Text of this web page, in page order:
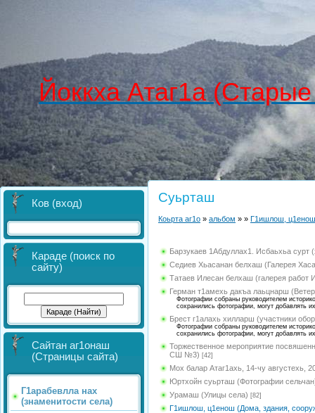
Йоккха Атаг1а
Ков (вход)
Караде (поиск по
сайту)
Сайтан аг1онаш
(Страницы сайта)
Г1арабевлла нах
(знаменитости села)
Суьрташ
Коьрта аг1о » альбом » » Г1ишлош,
Барзукаев 1Абдуллах1. Исбаьхьа сурт
Седиев Хьасанан белхаш (Галерея
Татаев Илесан белхаш (галерея работ
Герман т1амехь дакъа лаьцнарш
Фотографии собраны руководителем
сохранились фотографии, могут добавлять
Брест г1алахь хилларш (участники
Фотографии собраны руководителем
сохранились фотографии, могут добавлять
Торжественное мероприятие
СШ №3) [42]
Мох балар Атаг1ахь, 14-чу августехь,
Юртхойн суьрташ (Фотографии
Урамаш (Улицы села) [82]
Г1ишлош, ц1енош (Дома, здания,